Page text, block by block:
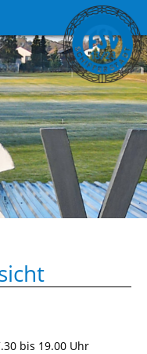
bis 19.00 Uhr